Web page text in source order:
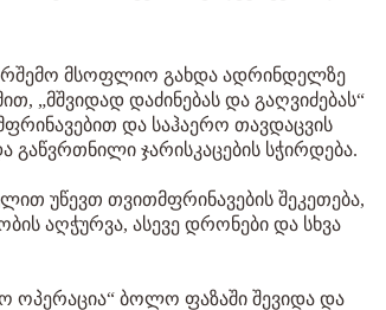
მსოფლიო გახდა ადრინდელზე
„მშვიდად დაძინებას და გაღვიძებას“
და საჰაერო თავდაცვის
გაწვრთნილი ჯარისკაცების სჭირდება.
უწევთ თვითმფრინავების შეკეთება,
აღჭურვა, ასევე დრონები და სხვა
ოპერაცია“ ბოლო ფაზაში შევიდა და